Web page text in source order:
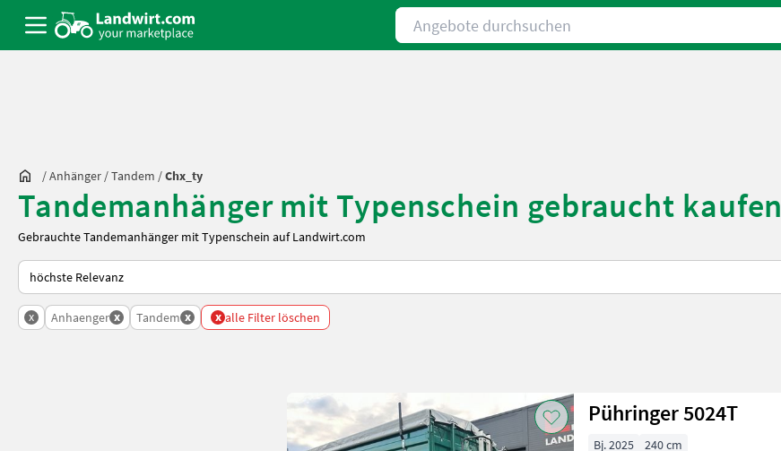
Angebote durchsuchen
/Anhänger /Tandem /Chx_ty
Tandemanhänger mit Typenschein gebraucht kaufen
Gebrauchte Tandemanhänger mit Typenschein auf Landwirt.com
So wird auf Landwirt.com sortiert
x Anhaenger x Tandem x x alle Filter löschen
Pühringer 5024T
Bj. 2025 240 cm